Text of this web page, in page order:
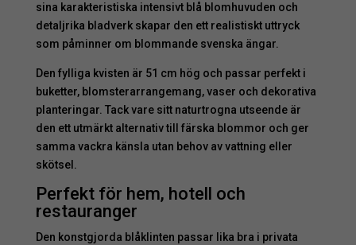
sina karakteristiska intensivt blå blomhuvuden och
detaljrika bladverk skapar den ett realistiskt uttryck
som påminner om blommande svenska ängar.
Den fylliga kvisten är 51 cm hög och passar perfekt i
buketter, blomsterarrangemang, vaser och dekorativa
planteringar. Tack vare sitt naturtrogna utseende är
den ett utmärkt alternativ till färska blommor och ger
samma vackra känsla utan behov av vattning eller
skötsel.
Perfekt för hem, hotell och
restauranger
Den konstgjorda blåklinten passar lika bra i privata